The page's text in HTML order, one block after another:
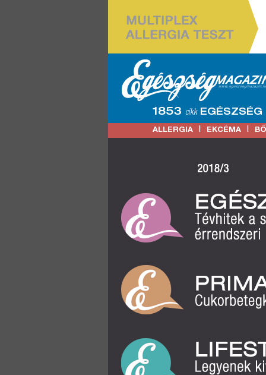
1853 cikk EGÉSZSÉG
ALLERGIA | EKCÉMA |